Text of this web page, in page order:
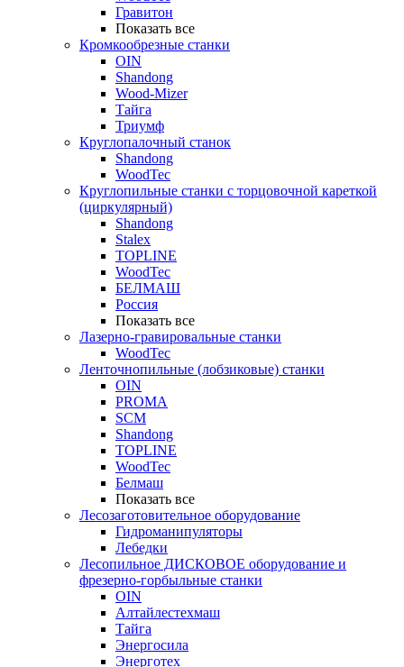
Гравитон
Показать все
Кромкообрезные станки
OIN
Shandong
Wood-Mizer
Тайга
Триумф
Круглопалочный станок
Shandong
WoodTec
Круглопильные станки с торцовочной кареткой
(циркулярный)
Shandong
Stalex
TOPLINE
WoodTec
БЕЛМАШ
Россия
Показать все
Лазерно-гравировальные станки
WoodTec
Ленточнопильные (лобзиковые) станки
OIN
PROMA
SCM
Shandong
TOPLINE
WoodTec
Белмаш
Показать все
Лесозаготовительное оборудование
Гидроманипуляторы
Лебедки
Лесопильное ДИСКОВОЕ оборудование и
фрезерно-горбыльные станки
OIN
Алтайлестехмаш
Тайга
Энергосила
Энерготех